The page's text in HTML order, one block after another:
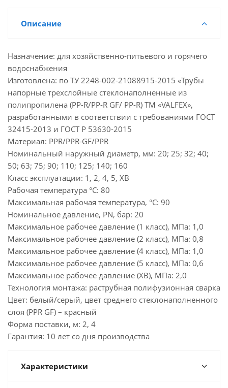
Описание
Назначение: для хозяйственно-питьевого и горячего
водоснабжения
Изготовлена: по ТУ 2248-002-21088915-2015 «Трубы
напорные трехслойные стеклонаполненные из
полипропилена (PP-R/PP-R GF/ PP-R) ТМ «VALFEX»,
разработанными в соответствии с требованиями ГОСТ
32415-2013 и ГОСТ Р 53630-2015
Материал: PPR/PPR-GF/PPR
Номинальный наружный диаметр, мм: 20; 25; 32; 40;
50; 63; 75; 90; 110; 125; 140; 160
Класс эксплуатации: 1, 2, 4, 5, ХВ
Рабочая температура °С: 80
Максимальная рабочая температура, °С: 90
Номинальное давление, PN, бар: 20
Максимальное рабочее давление (1 класс), МПа: 1,0
Максимальное рабочее давление (2 класс), МПа: 0,8
Максимальное рабочее давление (4 класс), МПа: 1,0
Максимальное рабочее давление (5 класс), МПа: 0,6
Максимальное рабочее давление (ХВ), МПа: 2,0
Технология монтажа: раструбная полифузионная сварка
Цвет: белый/серый, цвет среднего стеклонаполненного
слоя (PPR GF) – красный
Форма поставки, м: 2, 4
Гарантия: 10 лет со дня производства
Характеристики